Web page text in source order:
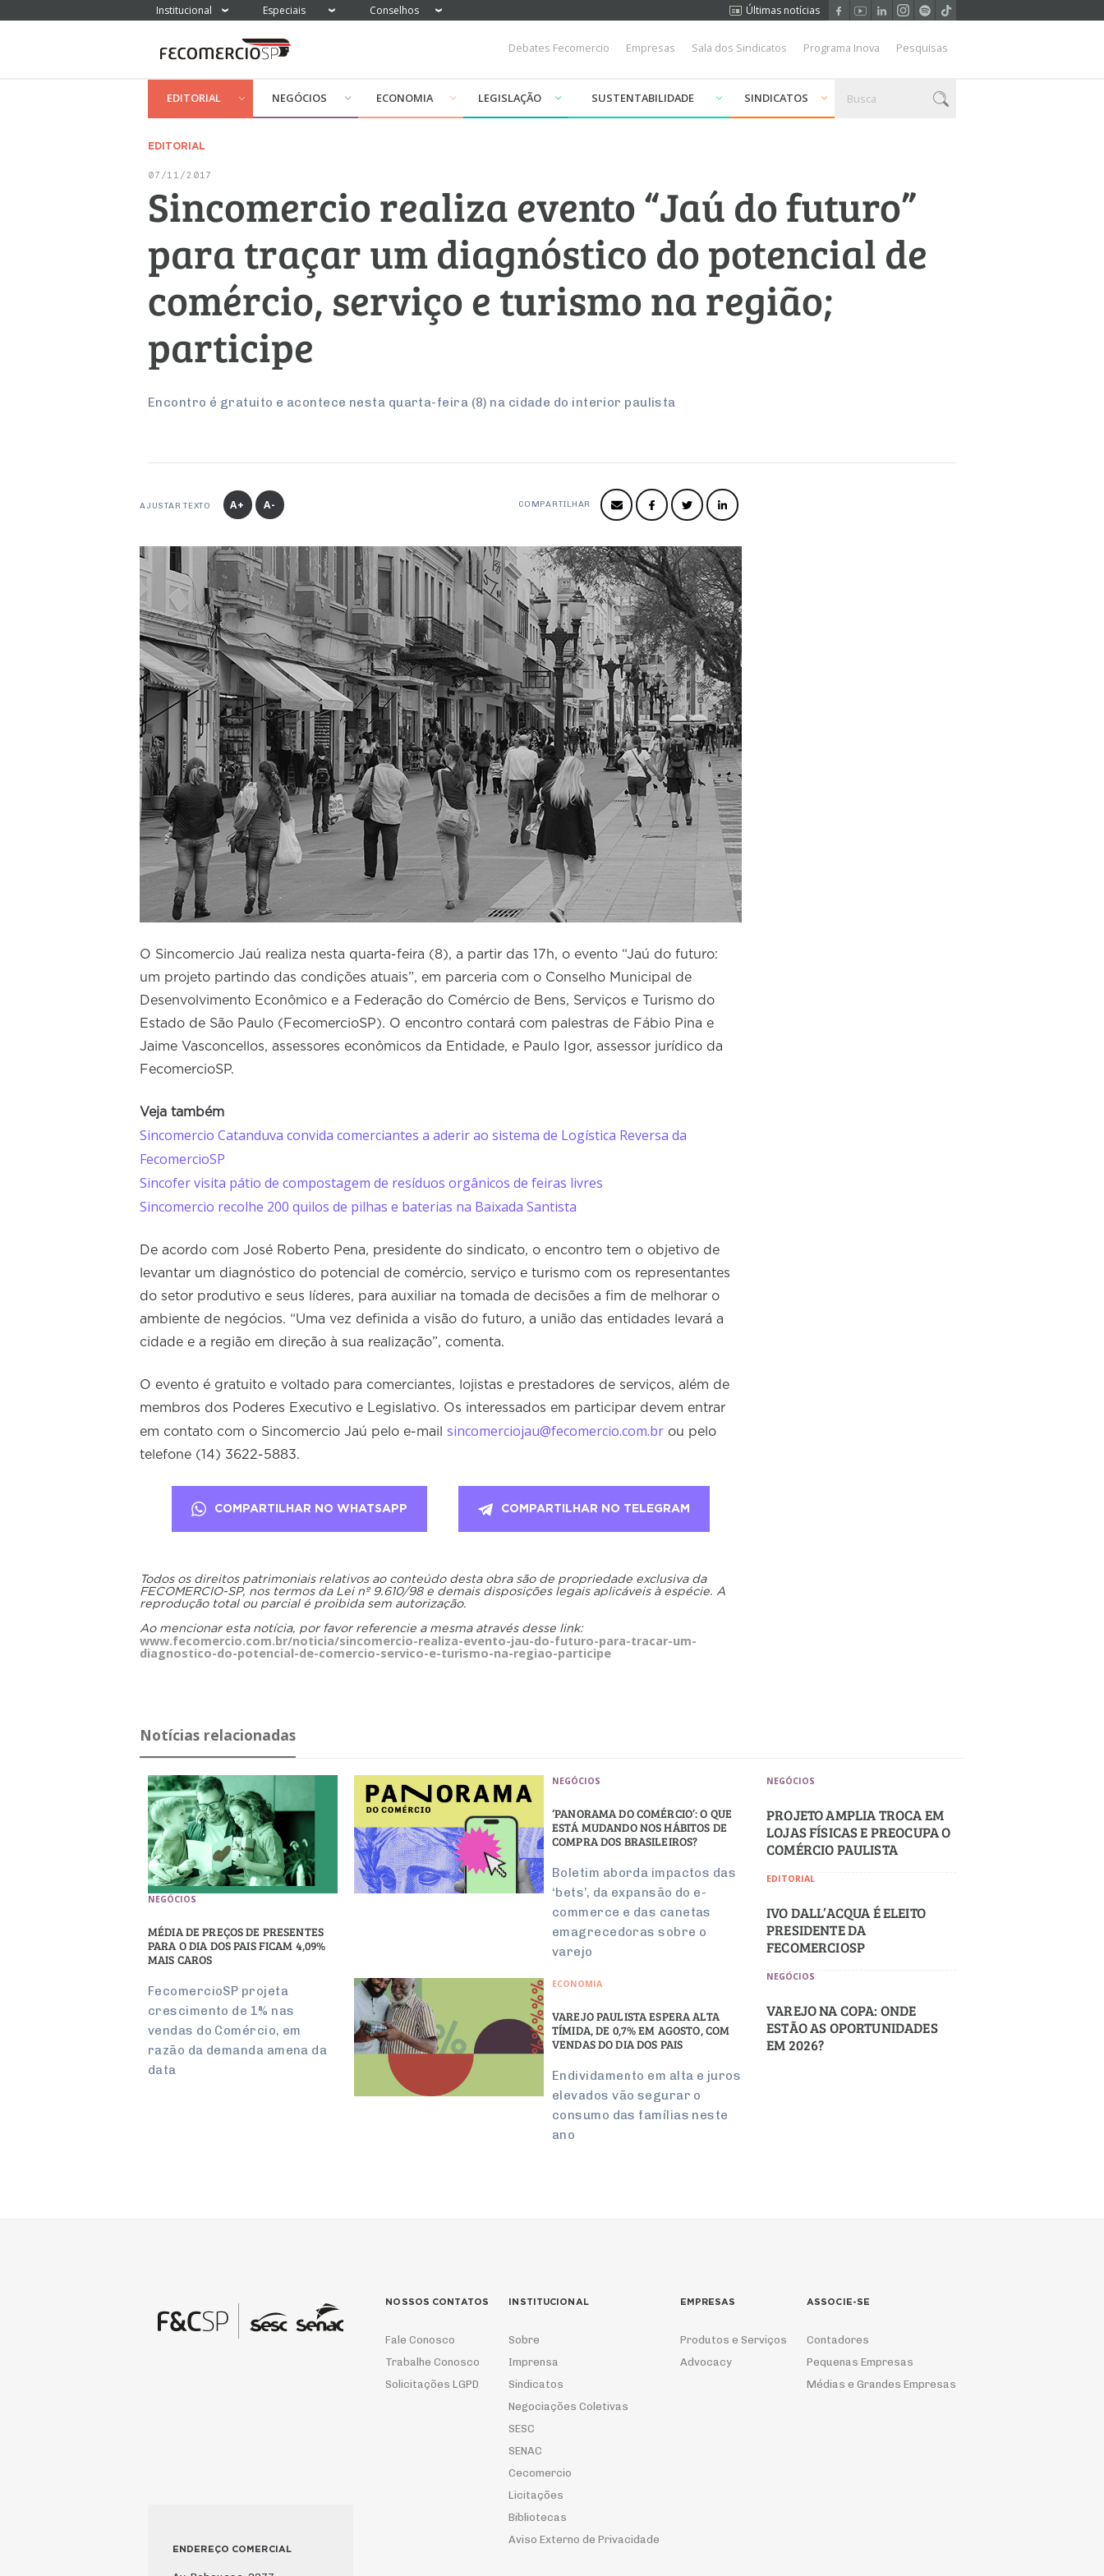
Institucional Especiais Conselhos Últimas notícias
Debates Fecomercio Empresas Sala dos Sindicatos Programa Inova Pesquisas
EDITORIAL NEGÓCIOS ECONOMIA LEGISLAÇÃO SUSTENTABILIDADE SINDICATOS
EDITORIAL
07/11/2017
Sincomercio realiza evento “Jaú do futuro”
para traçar um diagnóstico do potencial de
comércio, serviço e turismo na região;
participe
Encontro é gratuito e acontece nesta quarta-feira (8) na cidade do interior paulista
AJUSTAR TEXTO A+ A- COMPARTILHAR
O Sincomercio Jaú realiza nesta quarta-feira (8), a partir das 17h, o evento “Jaú do futuro:
um projeto partindo das condições atuais”, em parceria com o Conselho Municipal de
Desenvolvimento Econômico e a Federação do Comércio de Bens, Serviços e Turismo do
Estado de São Paulo (FecomercioSP). O encontro contará com palestras de Fábio Pina e
Jaime Vasconcellos, assessores econômicos da Entidade, e Paulo Igor, assessor jurídico da
FecomercioSP.
Veja também
Sincomercio Catanduva convida comerciantes a aderir ao sistema de Logística Reversa da
FecomercioSP
Sincofer visita pátio de compostagem de resíduos orgânicos de feiras livres
Sincomercio recolhe 200 quilos de pilhas e baterias na Baixada Santista
De acordo com José Roberto Pena, presidente do sindicato, o encontro tem o objetivo de
levantar um diagnóstico do potencial de comércio, serviço e turismo com os representantes
do setor produtivo e seus líderes, para auxiliar na tomada de decisões a fim de melhorar o
ambiente de negócios. “Uma vez definida a visão do futuro, a união das entidades levará a
cidade e a região em direção à sua realização”, comenta.
O evento é gratuito e voltado para comerciantes, lojistas e prestadores de serviços, além de
membros dos Poderes Executivo e Legislativo. Os interessados em participar devem entrar
em contato com o Sincomercio Jaú pelo e-mail sincomerciojau@fecomercio.com.br ou pelo
telefone (14) 3622-5883.
COMPARTILHAR NO WHATSAPP COMPARTILHAR NO TELEGRAM
Todos os direitos patrimoniais relativos ao conteúdo desta obra são de propriedade exclusiva da
FECOMERCIO-SP, nos termos da Lei nº 9.610/98 e demais disposições legais aplicáveis à espécie. A
reprodução total ou parcial é proibida sem autorização.
Ao mencionar esta notícia, por favor referencie a mesma através desse link:
www.fecomercio.com.br/noticia/sincomercio-realiza-evento-jau-do-futuro-para-tracar-um-
diagnostico-do-potencial-de-comercio-servico-e-turismo-na-regiao-participe
Notícias relacionadas
NEGÓCIOS
MÉDIA DE PREÇOS DE PRESENTES
PARA O DIA DOS PAIS FICAM 4,09%
MAIS CAROS
FecomercioSP projeta
crescimento de 1% nas
vendas do Comércio, em
razão da demanda amena da
data
NEGÓCIOS
‘PANORAMA DO COMÉRCIO’: O QUE
ESTÁ MUDANDO NOS HÁBITOS DE
COMPRA DOS BRASILEIROS?
Boletim aborda impactos das
‘bets’, da expansão do e-
commerce e das canetas
emagrecedoras sobre o
varejo
ECONOMIA
VAREJO PAULISTA ESPERA ALTA
TÍMIDA, DE 0,7% EM AGOSTO, COM
VENDAS DO DIA DOS PAIS
Endividamento em alta e juros
elevados vão segurar o
consumo das famílias neste
ano
NEGÓCIOS
PROJETO AMPLIA TROCA EM
LOJAS FÍSICAS E PREOCUPA O
COMÉRCIO PAULISTA
EDITORIAL
IVO DALL’ACQUA É ELEITO
PRESIDENTE DA
FECOMERCIOSP
NEGÓCIOS
VAREJO NA COPA: ONDE
ESTÃO AS OPORTUNIDADES
EM 2026?
NOSSOS CONTATOS
Fale Conosco
Trabalhe Conosco
Solicitações LGPD
INSTITUCIONAL
Sobre
Imprensa
Sindicatos
Negociações Coletivas
SESC
SENAC
Cecomercio
Licitações
Bibliotecas
Aviso Externo de Privacidade
EMPRESAS
Produtos e Serviços
Advocacy
ASSOCIE-SE
Contadores
Pequenas Empresas
Médias e Grandes Empresas
ENDEREÇO COMERCIAL